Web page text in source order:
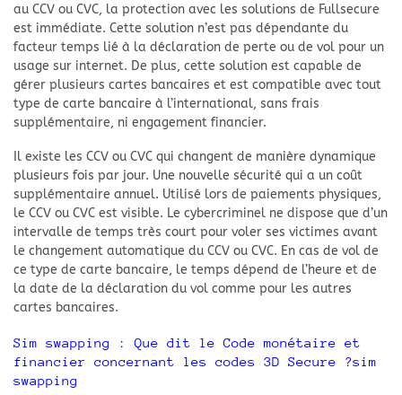
au CCV ou CVC, la protection avec les solutions de Fullsecure
est immédiate. Cette solution n’est pas dépendante du
facteur temps lié à la déclaration de perte ou de vol pour un
usage sur internet. De plus, cette solution est capable de
gérer plusieurs cartes bancaires et est compatible avec tout
type de carte bancaire à l’international, sans frais
supplémentaire, ni engagement financier.
Il existe les CCV ou CVC qui changent de manière dynamique
plusieurs fois par jour. Une nouvelle sécurité qui a un coût
supplémentaire annuel. Utilisé lors de paiements physiques,
le CCV ou CVC est visible. Le cybercriminel ne dispose que d’un
intervalle de temps très court pour voler ses victimes avant
le changement automatique du CCV ou CVC. En cas de vol de
ce type de carte bancaire, le temps dépend de l’heure et de
la date de la déclaration du vol comme pour les autres
cartes bancaires.
Sim swapping : Que dit le Code monétaire et
financier concernant les codes 3D Secure ?sim
swapping